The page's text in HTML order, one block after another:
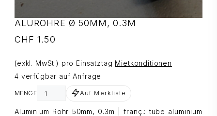
ALUROHRE Ø 50MM, 0.3M
CHF 1.50
(exkl. MwSt.) pro Einsatztag Mietkonditionen
4 verfügbar auf Anfrage
MENGE Auf Merkliste
Aluminium Rohr 50mm, 0.3m | franç.: tube aluminium